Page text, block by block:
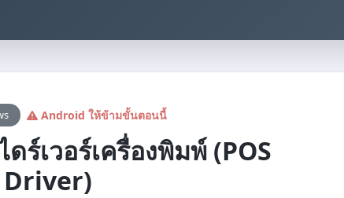
Android ให้ข้ามขั้นตอนนี้
ร์เวอร์เครื่องพิมพ์ (POS